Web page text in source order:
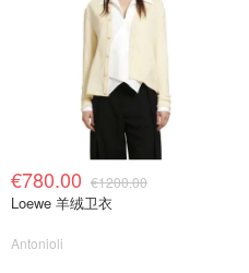
€780.00 €1200.00
Loewe 羊绒卫衣
Antonioli